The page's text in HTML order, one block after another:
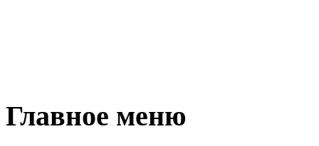
Главное меню